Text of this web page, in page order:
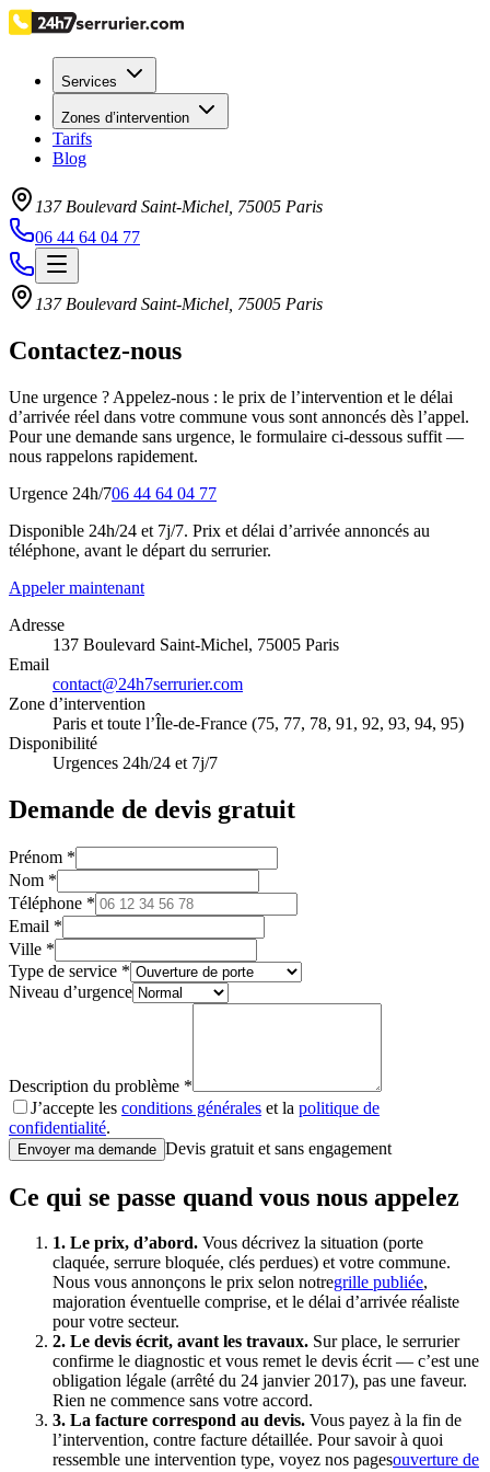
Services
Zones d’intervention
Tarifs
Blog
137 Boulevard Saint-Michel 75005 Paris
06 44 64 04 77
137 Boulevard Saint-Michel 75005 Paris
Contactez-nous
Une urgence ? Appelez-nous : le prix de l’intervention et le délai
d’arrivée réel dans votre commune vous sont annoncés dès l’appel.
Pour une demande sans urgence, le formulaire ci-dessous suffit —
nous rappelons rapidement.
Urgence 24h/706 44 64 04 77
Disponible 24h/24 et 7j/7. Prix et délai d’arrivée annoncés au
téléphone, avant le départ du serrurier.
Appeler maintenant
Adresse
137 Boulevard Saint-Michel, 75005 Paris
Email
contact@24h7serrurier.com
Zone d’intervention
Paris et toute l’Île-de-France (75, 77, 78, 91, 92, 93, 94, 95)
Disponibilité
Urgences 24h/24 et 7j/7
Demande de devis gratuit
Prénom *
Nom *
Téléphone *
Email *
Ville *
Type de service *
Niveau d’urgence
Description du problème *
J’accepte les conditions générales et la politique de
confidentialité.
Envoyer ma demande Devis gratuit et sans engagement
Ce qui se passe quand vous nous appelez
1. Le prix, d’abord. Vous décrivez la situation (porte
claquée, serrure bloquée, clés perdues) et votre commune.
Nous vous annonçons le prix selon notregrille publiée,
majoration éventuelle comprise, et le délai d’arrivée réaliste
pour votre secteur.
2. Le devis écrit, avant les travaux. Sur place, le serrurier
confirme le diagnostic et vous remet le devis écrit — c’est une
obligation légale (arrêté du 24 janvier 2017), pas une faveur.
Rien ne commence sans votre accord.
3. La facture correspond au devis. Vous payez à la fin de
l’intervention, contre facture détaillée. Pour savoir à quoi
ressemble une intervention type, voyez nos pagesouverture de